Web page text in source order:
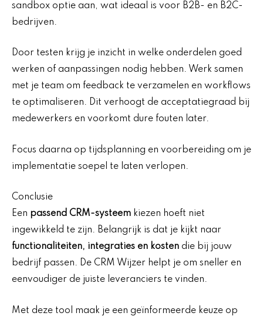
sandbox optie aan, wat ideaal is voor B2B- en B2C-
bedrijven.
Door testen krijg je inzicht in welke onderdelen goed
werken of aanpassingen nodig hebben. Werk samen
met je team om feedback te verzamelen en workflows
te optimaliseren. Dit verhoogt de acceptatiegraad bij
medewerkers en voorkomt dure fouten later.
Focus daarna op tijdsplanning en voorbereiding om je
implementatie soepel te laten verlopen.
Conclusie
Een passend CRM-systeem kiezen hoeft niet
ingewikkeld te zijn. Belangrijk is dat je kijkt naar
functionaliteiten, integraties en kosten die bij jouw
bedrijf passen. De CRM Wijzer helpt je om sneller en
eenvoudiger de juiste leveranciers te vinden.
Met deze tool maak je een geïnformeerde keuze op